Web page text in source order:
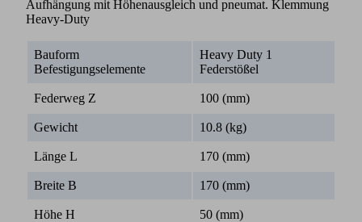
Aufhängung mit Höhenausgleich und pneumat. Klemmung
Heavy-Duty
Bauform
Befestigungselemente
Heavy Duty 1
Federstößel
Federweg Z 100 (mm)
Gewicht 10.8 (kg)
Länge L 170 (mm)
Breite B 170 (mm)
Höhe H 50 (mm)